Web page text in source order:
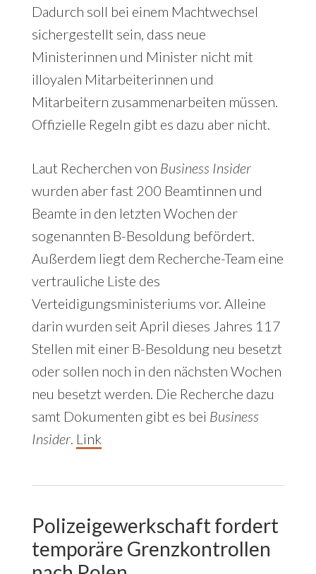
Dadurch soll bei einem Machtwechsel
sichergestellt sein, dass neue
Ministerinnen und Minister nicht mit
illoyalen Mitarbeiterinnen und
Mitarbeitern zusammenarbeiten müssen.
Offizielle Regeln gibt es dazu aber nicht.
Laut Recherchen von Business Insider
wurden aber fast 200 Beamtinnen und
Beamte in den letzten Wochen der
sogenannten B-Besoldung befördert.
Außerdem liegt dem Recherche-Team eine
vertrauliche Liste des
Verteidigungsministeriums vor. Alleine
darin wurden seit April dieses Jahres 117
Stellen mit einer B-Besoldung neu besetzt
oder sollen noch in den nächsten Wochen
neu besetzt werden. Die Recherche dazu
samt Dokumenten gibt es bei Business
Insider. Link
Polizeigewerkschaft fordert
temporäre Grenzkontrollen